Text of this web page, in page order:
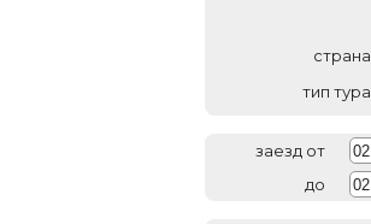
страна
тип тура
заезд от
до